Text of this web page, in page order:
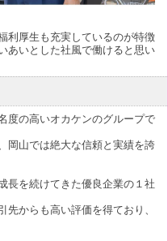
利厚生も充実しているのが特徴
あいとした社風で働けると思い
度の高いオカケンのグループで
岡山では絶大な信頼と実績を誇
長を続けてきた優良企業の１社
先からも高い評価を得ており、